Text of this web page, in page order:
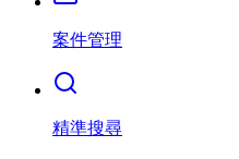
案件管理
精準搜尋